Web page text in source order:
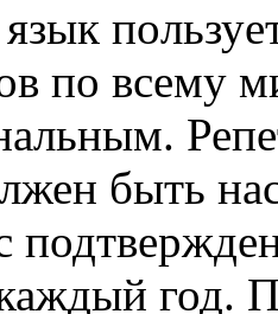
по всему
быть
год.